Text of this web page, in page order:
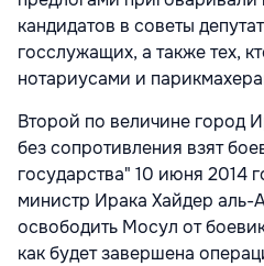
кандидатов в советы
госслужащих, а также тех,
нотариусами и
Второй по величине город
без сопротивления взят
государства" 10 июня 2014
министр Ирака Хайдер аль-
освободить Мосул от
как будет завершена